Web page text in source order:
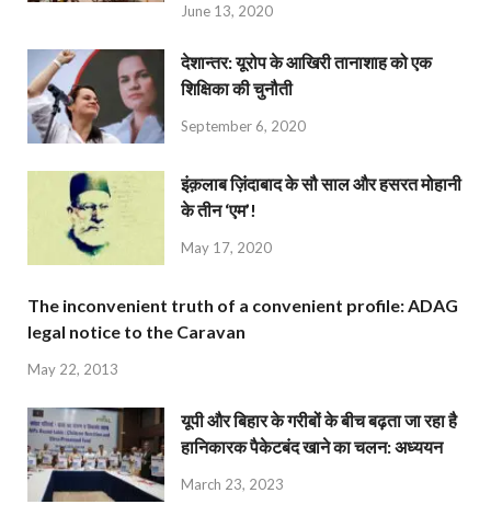
June 13, 2020
देशान्‍तर: यूरोप के आखिरी तानाशाह को एक
शिक्षिका की चुनौती
September 6, 2020
इंक़लाब ज़िंदाबाद के सौ साल और हसरत मोहानी
के तीन ‘एम’!
May 17, 2020
The inconvenient truth of a convenient profile: ADAG
legal notice to the Caravan
May 22, 2013
यूपी और बिहार के गरीबों के बीच बढ़ता जा रहा है
हानिकारक पैकेटबंद खाने का चलन: अध्ययन
March 23, 2023